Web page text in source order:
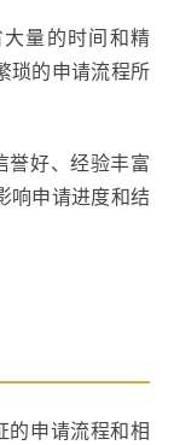
量的时间和精
琐的申请流程所
誉好、经验丰富
响申请进度和结
的申请流程和相